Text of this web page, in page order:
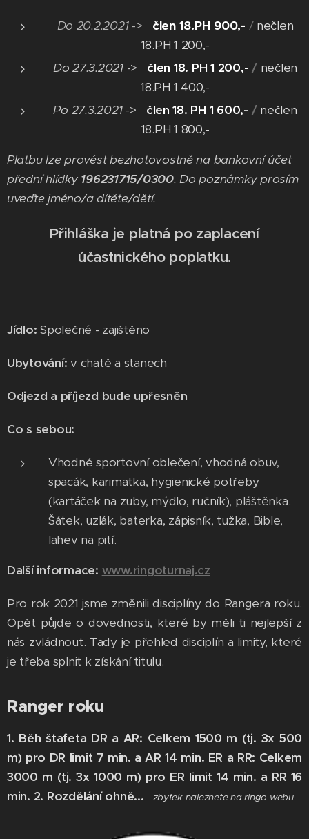
Do 20.2.2021-> člen 18.PH 900,- / nečlen
18.PH 1 200,-
Do 27.3.2021-> člen 18. PH 1 200,- / nečlen
18.PH 1 400,-
Po 27.3.2021-> člen 18. PH 1 600,- / nečlen
18.PH 1 800,-
Platbu lze provést bezhotovostně na bankovní účet
přední hlídky 196231715/0300. Do poznámky prosím
uveďte jméno/a dítěte/dětí.
Přihláška je platná po zaplacení
účastnického poplatku.
Jídlo:Společné - zajištěno
Ubytování: v chatě a stanech
Odjezd a příjezd bude upřesněn
Co s sebou:
Vhodné sportovní oblečení, vhodná obuv,
spacák, karimatka, hygienické potřeby
(kartáček na zuby, mýdlo, ručník), pláštěnka.
Šátek, uzlák, baterka, zápisník, tužka, Bible,
lahev na pití.
Další informace: www.ringoturnaj.cz
Pro rok 2021 jsme změnili disciplíny do Rangera roku.
Opět půjde o dovednosti, které by měli ti nejlepší z
nás zvládnout. Tady je přehled disciplín a limity, které
je třeba splnit k získání titulu.
Ranger roku
1. Běh štafeta DR a AR: Celkem 1500 m (tj. 3x 500
m) pro DR limit 7 min. a AR 14 min. ER a RR: Celkem
3000 m (tj. 3x 1000 m) pro ER limit 14 min. a RR 16
min. 2. Rozdělání ohně......zbytek naleznete na ringo webu.